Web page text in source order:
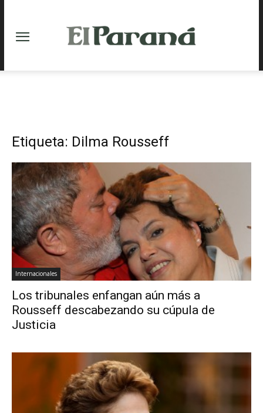
Etiqueta: Dilma Rousseff
Internacionales
Los tribunales enfangan aún más a
Rousseff descabezando su cúpula de
Justicia